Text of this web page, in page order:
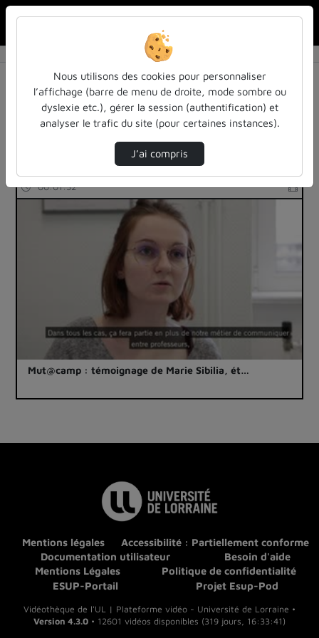
Résultats de la recherche
Filtres actifs (cliquer pour en retirer) :
education
inspe formation entretiens
00:01:32
Mut@camp : témoignage de Marie Sibilia, ét…
Mentions légales
Accessibilité : Partiellement conforme
Documentation utilisateur
Besoin d'aide
Mentions Légales
Politique de confidentialité
ESUP-Portail
Projet Esup-Pod
Vidéothèque de l'UL | Plateforme vidéo - Université de Lorraine •
Version 4.3.0 • 12601 vidéos disponibles (319 jours, 16:33:41)
Nous utilisons des cookies pour personnaliser
l’affichage (barre de menu de droite, mode sombre ou
dyslexie etc.), gérer la session (authentification) et
analyser le trafic du site (pour certaines instances).
J’ai compris